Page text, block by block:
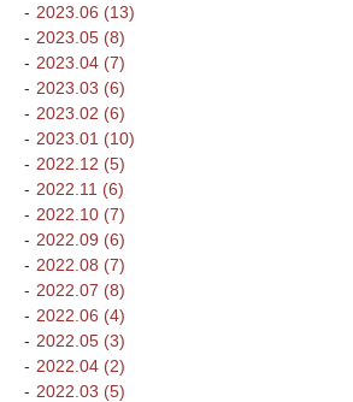
2023.06 (13)
2023.05 (8)
2023.04 (7)
2023.03 (6)
2023.02 (6)
2023.01 (10)
2022.12 (5)
2022.11 (6)
2022.10 (7)
2022.09 (6)
2022.08 (7)
2022.07 (8)
2022.06 (4)
2022.05 (3)
2022.04 (2)
2022.03 (5)